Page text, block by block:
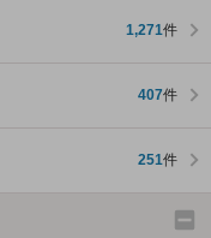
1,271件
407件
251件